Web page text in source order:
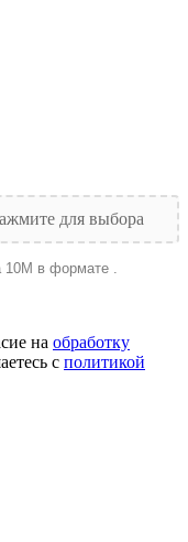
для выбора
10M в формате .
на обработку
с политикой